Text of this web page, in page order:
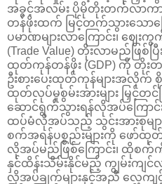
အခွင့်အလမ်း ပိုမိုတိုးတက်လာ
တန်ဖိုးထက် မြင့်တက်သွားသောကြ
ပမာဏများလာကြောင်း၊ ဈေး
(Trade Value) တိုးလာမည်ဖြစ်ပ
ထုတ်ကုန်တန်ဖိုး (GDP) ကို တိုးတ
ဦးစားပေးထုတ်ကုန်များအလိုက် စို
ထုတ်လုပ်မှုစွမ်းအားများ မြှင့်တင်
ဆောင်ရွက်သွားရန်လိုအပ်ကြောင်
ထပ်မံလိုအပ်သည့် သွင်းအားစုများ
စက်အရန်ပစ္စည်းများကို ဖော်ထု
လိုအပ်မည်ဖြစ်ကြောင်း၊ ထိုစက်
နှင်ထိန်းသိမ်းနိုင်မည့် ကျွမ်းကျင်
လိုအပ်ချက်များနှင့်အညီ လေ့ကျ